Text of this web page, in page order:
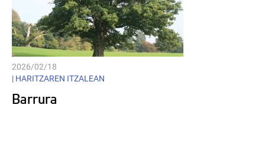
2026/02/18
| HARITZAREN ITZALEAN
Barrura